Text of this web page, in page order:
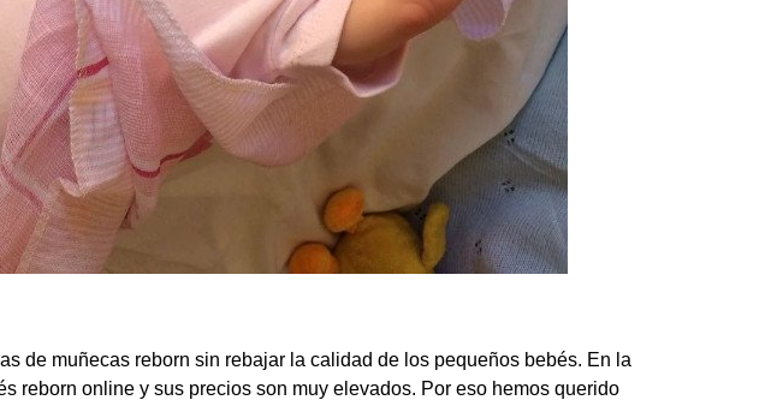
de muñecas reborn sin rebajar la calidad de los pequeños bebés. En la
reborn online y sus precios son muy elevados. Por eso hemos querido